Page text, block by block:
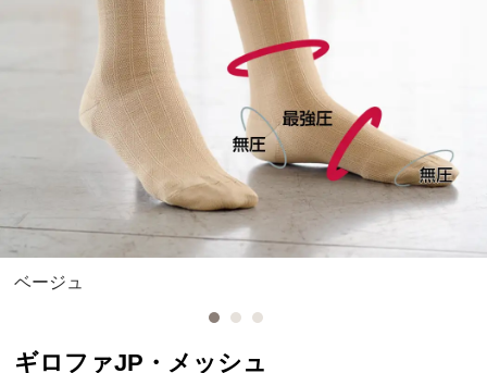
ベージュ
ギロファJP・メッシュ